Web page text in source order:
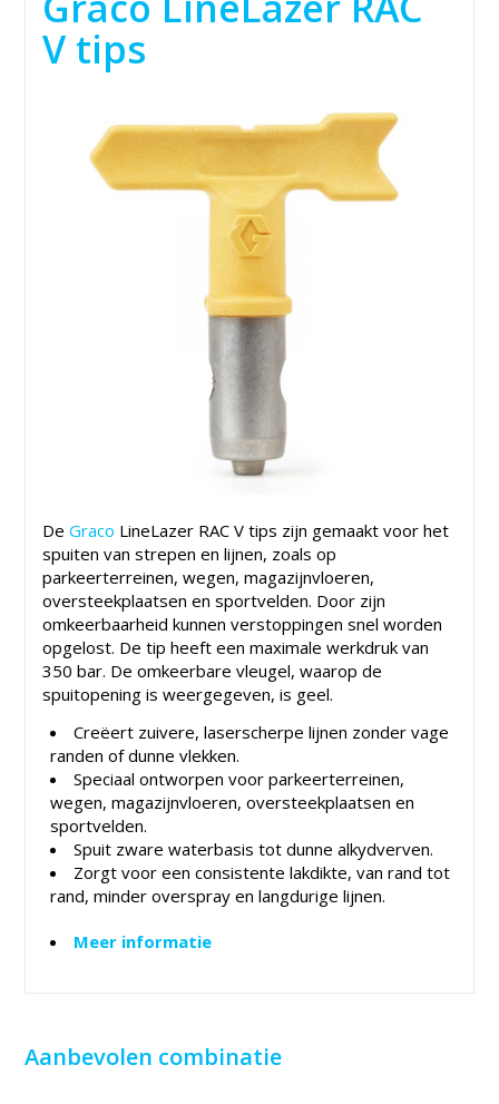
V tips
DeGraco LineLazer RAC V tips zijn gemaakt voor het
spuiten van strepen en lijnen, zoals op
parkeerterreinen, wegen, magazijnvloeren,
oversteekplaatsen en sportvelden. Door zijn
omkeerbaarheid kunnen verstoppingen snel worden
opgelost. De tip heeft een maximale werkdruk van
350 bar. De omkeerbare vleugel, waarop de
spuitopening is weergegeven, is geel.
Creëert zuivere, laserscherpe lijnen zonder vage
randen of dunne vlekken.
Speciaal ontworpen voor parkeerterreinen,
wegen, magazijnvloeren, oversteekplaatsen en
sportvelden.
Spuit zware waterbasis tot dunne alkydverven.
Zorgt voor een consistente lakdikte, van rand tot
rand, minder overspray en langdurige lijnen.
Meer informatie
Aanbevolen combinatie